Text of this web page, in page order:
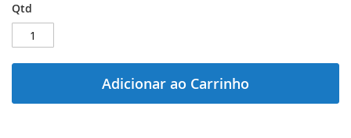
Qtd
Adicionar ao Carrinho